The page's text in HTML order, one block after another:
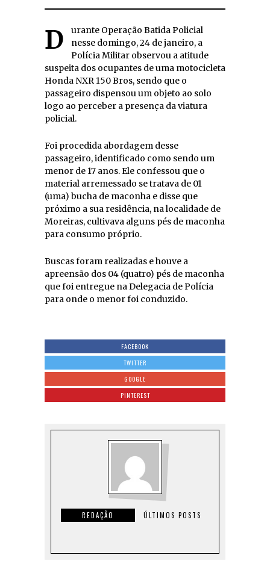
Durante Operação Batida Policial
nesse domingo, 24 de janeiro, a
Polícia Militar observou a atitude
suspeita dos ocupantes de uma motocicleta
Honda NXR 150 Bros, sendo que o
passageiro dispensou um objeto ao solo
logo ao perceber a presença da viatura
policial.
Foi procedida abordagem desse
passageiro, identificado como sendo um
menor de 17 anos. Ele confessou que o
material arremessado se tratava de 01
(uma) bucha de maconha e disse que
próximo a sua residência, na localidade de
Moreiras, cultivava alguns pés de maconha
para consumo próprio.
Buscas foram realizadas e houve a
apreensão dos 04 (quatro) pés de maconha
que foi entregue na Delegacia de Polícia
para onde o menor foi conduzido.
FACEBOOK
TWITTER
GOOGLE
PINTEREST
REDAÇÃO ÚLTIMOS POSTS